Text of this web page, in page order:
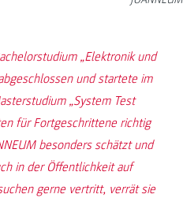
„Elektronik und
und startete im
„System Test
für Fortgeschrittene richtig
besonders schätzt und
in der Öffentlichkeit auf
gerne vertritt, verrät sie